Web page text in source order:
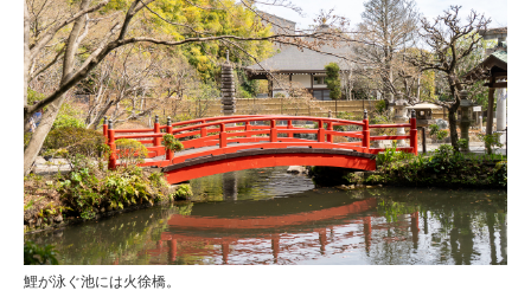
鯉が泳ぐ池には火徐橋。